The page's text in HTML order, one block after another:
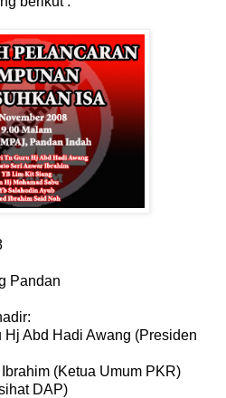
Pandan
Hj Abd Hadi Awang (Presiden
(Ketua Umum PKR)
DAP)